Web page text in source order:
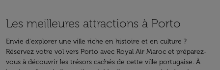
Les meilleures attractions à Porto
Envie d'explorer une ville riche en histoire et en culture ?
Réservez votre vol vers Porto avec Royal Air Maroc et préparez-
vous à découvrir les trésors cachés de cette ville portugaise. À